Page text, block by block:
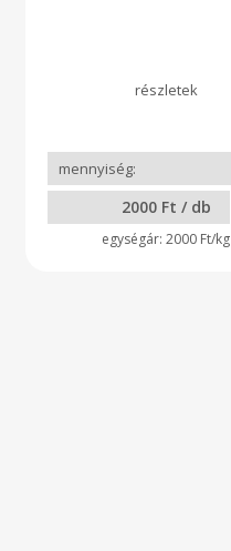
2000 Ft / db
2000 Ft/kg